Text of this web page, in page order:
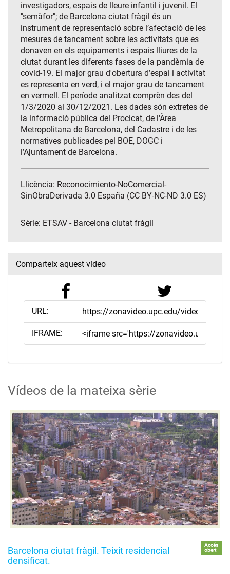
investigadors, espais de lleure infantil i juvenil. El
"semàfor"; de Barcelona ciutat fràgil és un
instrument de representació sobre l’afectació de les
mesures de tancament sobre les activitats que es
donaven en els equipaments i espais lliures de la
ciutat durant les diferents fases de la pandèmia de
covid-19. El major grau d'obertura d’espai i activitat
es representa en verd, i el major grau de tancament
en vermell. El període analitzat comprèn des del
1/3/2020 al 30/12/2021. Les dades són extretes de
la informació pública del Procicat, de l'Àrea
Metropolitana de Barcelona, del Cadastre i de les
normatives publicades pel BOE, DOGC i
l’Ajuntament de Barcelona.
Llicència: Reconocimiento-NoComercial-
SinObraDerivada 3.0 España (CC BY-NC-ND 3.0 ES)
Sèrie: ETSAV - Barcelona ciutat fràgil
Comparteix aquest vídeo
URL:
IFRAME:
Vídeos de la mateixa sèrie
Barcelona ciutat fràgil. Teixit residencial
densificat.
Accés
obert